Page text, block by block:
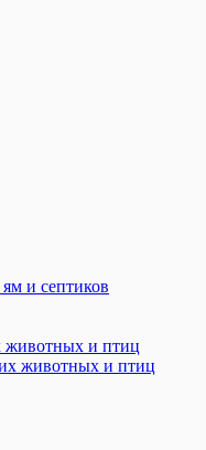
и септиков
и птиц
животных и птиц